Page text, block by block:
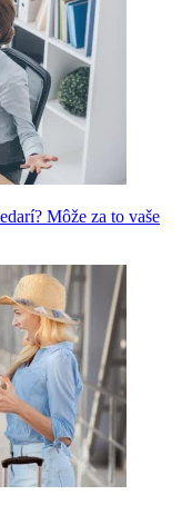
Môže za to vaše